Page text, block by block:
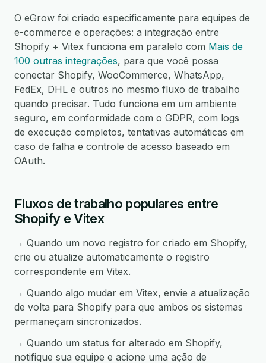
O eGrow foi criado especificamente para equipes de
e-commerce e operações: a integração entre
Shopify + Vitex funciona em paralelo com Mais de
100 outras integrações, para que você possa
conectar Shopify, WooCommerce, WhatsApp,
FedEx, DHL e outros no mesmo fluxo de trabalho
quando precisar. Tudo funciona em um ambiente
seguro, em conformidade com o GDPR, com logs
de execução completos, tentativas automáticas em
caso de falha e controle de acesso baseado em
OAuth.
Fluxos de trabalho populares entre
Shopify e Vitex
→ Quando um novo registro for criado em Shopify,
crie ou atualize automaticamente o registro
correspondente em Vitex.
→ Quando algo mudar em Vitex, envie a atualização
de volta para Shopify para que ambos os sistemas
permaneçam sincronizados.
→ Quando um status for alterado em Shopify,
notifique sua equipe e acione uma ação de